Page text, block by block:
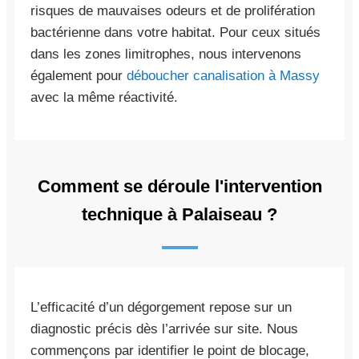
risques de mauvaises odeurs et de prolifération
bactérienne dans votre habitat. Pour ceux situés
dans les zones limitrophes, nous intervenons
également pour déboucher canalisation à Massy
avec la même réactivité.
Comment se déroule l'intervention
technique à Palaiseau ?
L’efficacité d’un dégorgement repose sur un
diagnostic précis dès l’arrivée sur site. Nous
commençons par identifier le point de blocage,